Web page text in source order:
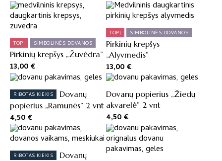
TOP! SIMBOLINĖS DOVANOS
Pirkinių krepšys „Žuvėdra”
13,00€
TOP! SIMBOLINĖS DOVANOS
Pirkinių krepšys
„Alyvmedis”
13,00€
RIBOTAS KIEKIS
Dovanų
popierius „Ramunės” 2 vnt
4,50€
Dovanų popierius „Žiedų
akvarelė” 2 vnt
4,50€
RIBOTAS KIEKIS
Dovanų